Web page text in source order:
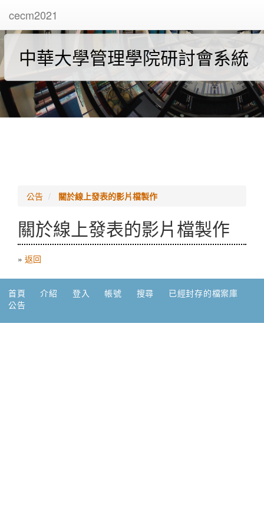
cecm2021
中華大學管理學院研討會系統
公告 關於線上發表的影片檔製作
關於線上發表的影片檔製作
» 返回
首頁 介紹 登入 帳號 搜尋
已經封存的檔案庫
公告